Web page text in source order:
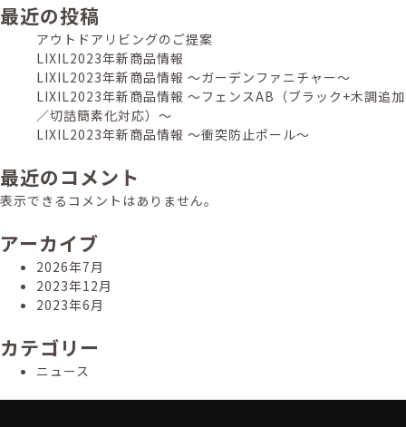
ゲ
最近の投稿
アウトドアリビングのご提案
LIXIL2023年新商品情報
LIXIL2023年新商品情報 ～ガーデンファニチャー～
LIXIL2023年新商品情報 ～フェンスAB（ブラック+木調追加
／切詰簡素化対応）～
LIXIL2023年新商品情報 ～衝突防止ポール～
最近のコメント
表示できるコメントはありません。
アーカイブ
2026年7月
2023年12月
2023年6月
カテゴリー
ニュース